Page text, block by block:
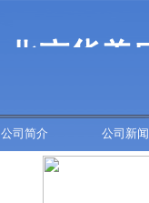
公司简介 公司新闻